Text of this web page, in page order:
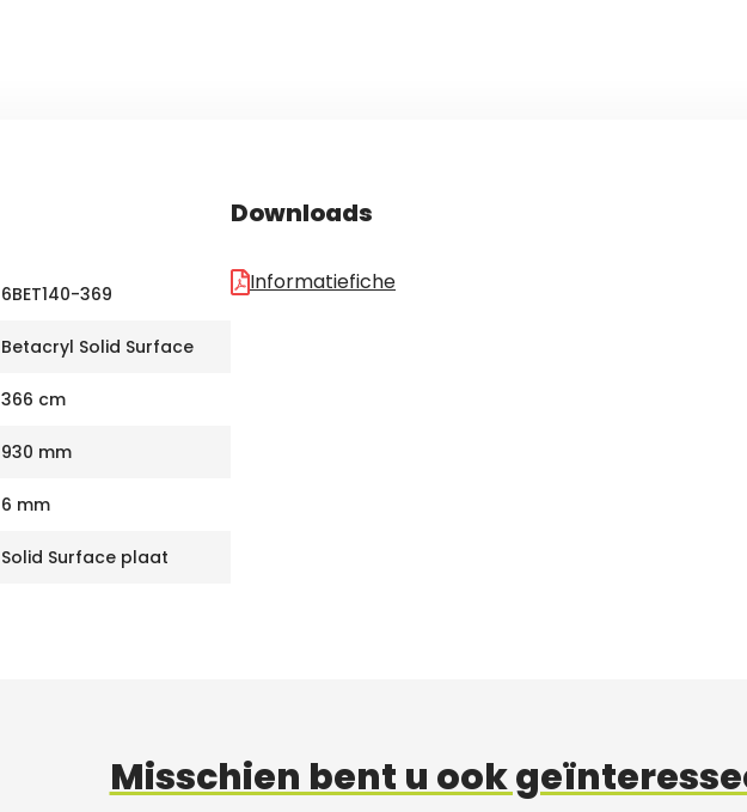
6BET140-369
Betacryl Solid Surface
366 cm
930 mm
6 mm
Solid Surface plaat
Downloads
Informatiefiche
Misschien bent u ook